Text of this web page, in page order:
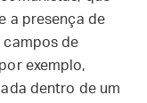
a presença de
campos de
exemplo,
dentro de um